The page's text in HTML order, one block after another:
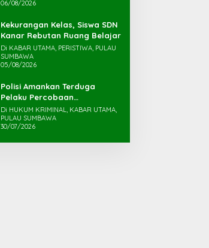
06/08/2026
Kekurangan Kelas, Siswa SDN
Kanar Rebutan Ruang Belajar
Di KABAR UTAMA, PERISTIWA, PULAU
SUMBAWA
05/08/2026
Polisi Amankan Terduga
Pelaku Percobaan
Pemerkosaan yang Ancam
Korban dengan Parang
Di HUKUM KRIMINAL, KABAR UTAMA,
PULAU SUMBAWA
30/07/2026